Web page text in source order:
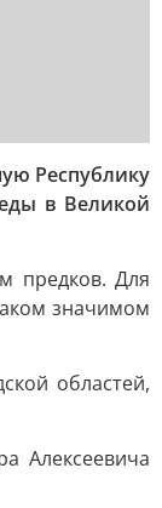
Республику
в Великой
предков. Для
значимом
областей,
Алексеевича